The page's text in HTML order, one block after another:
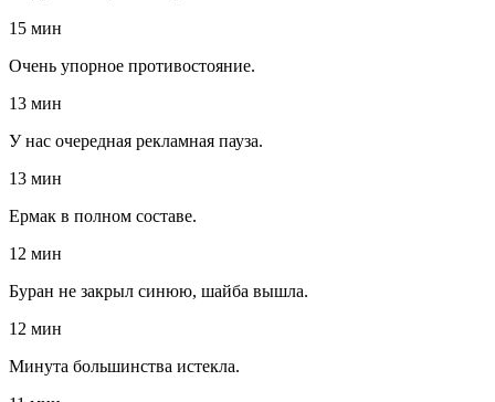
15 мин
Очень упорное противостояние.
13 мин
У нас очередная рекламная пауза.
13 мин
Ермак в полном составе.
12 мин
Буран не закрыл синюю, шайба вышла.
12 мин
Минута большинства истекла.